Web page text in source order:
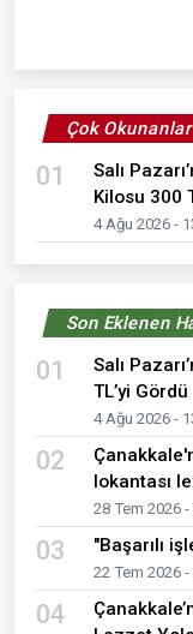
Çok Okunanlar
01
Salı
Kilosu 300
4 Ağu 2026 -
Son Eklenen
01
Salı
TL’yi Gördü
4 Ağu 2026 -
02
lokantası
28 Tem 2026 -
03 "Başarılı
22 Tem 2026 -
04